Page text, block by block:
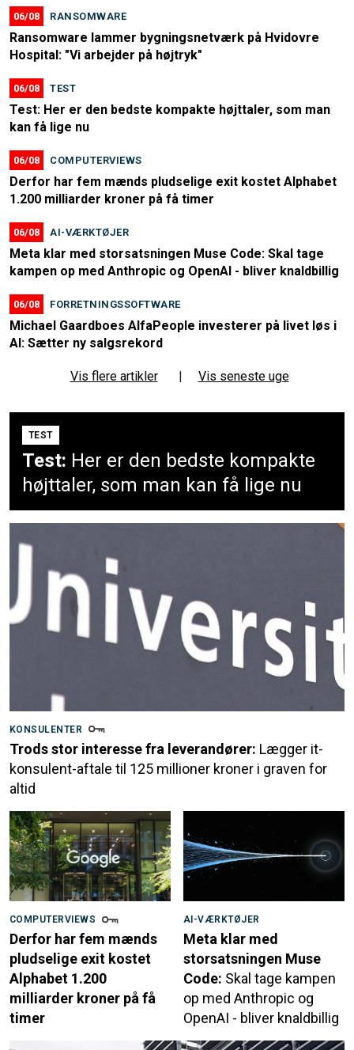
06/08 RANSOMWARE
Ransomware lammer bygningsnetværk på Hvidovre
Hospital: "Vi arbejder på højtryk"
06/08 TEST
Test: Her er den bedste kompakte højttaler, som man
kan få lige nu
06/08 COMPUTERVIEWS
Derfor har fem mænds pludselige exit kostet Alphabet
1.200 milliarder kroner på få timer
06/08 AI-VÆRKTØJER
Meta klar med storsatsningen Muse Code: Skal tage
kampen op med Anthropic og OpenAI - bliver knaldbillig
06/08 FORRETNINGSSOFTWARE
Michael Gaardboes AlfaPeople investerer på livet løs i
AI: Sætter ny salgsrekord
Vis flere artikler | Vis seneste uge
TEST
Test: Her er den bedste kompakte
højttaler, som man kan få lige nu
KONSULENTER
Trods stor interesse fra leverandører: Lægger it-
konsulent-aftale til 125 millioner kroner i graven for
altid
COMPUTERVIEWS
Derfor har fem mænds
pludselige exit kostet
Alphabet 1.200
milliarder kroner på få
timer
AI-VÆRKTØJER
Meta klar med
storsatsningen Muse
Code: Skal tage kampen
op med Anthropic og
OpenAI - bliver knaldbillig